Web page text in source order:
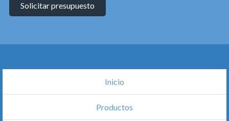
Solicitar presupuesto
Inicio
Productos